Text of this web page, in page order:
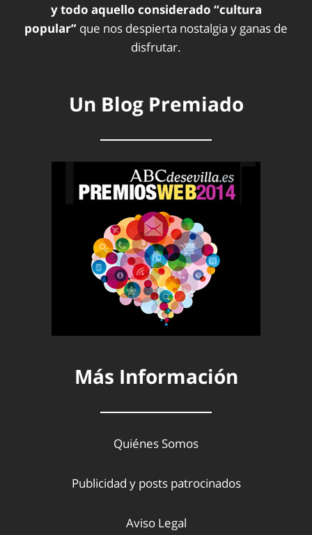
y todo aquello considerado “cultura
popular” que nos despierta nostalgia y ganas de
disfrutar.
Un Blog Premiado
Más Información
Quiénes Somos
Publicidad y posts patrocinados
Aviso Legal